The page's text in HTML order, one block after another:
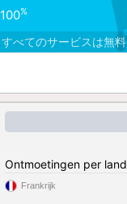
100%
すべてのサービスは無
Ontmoetingen per land
Frankrijk